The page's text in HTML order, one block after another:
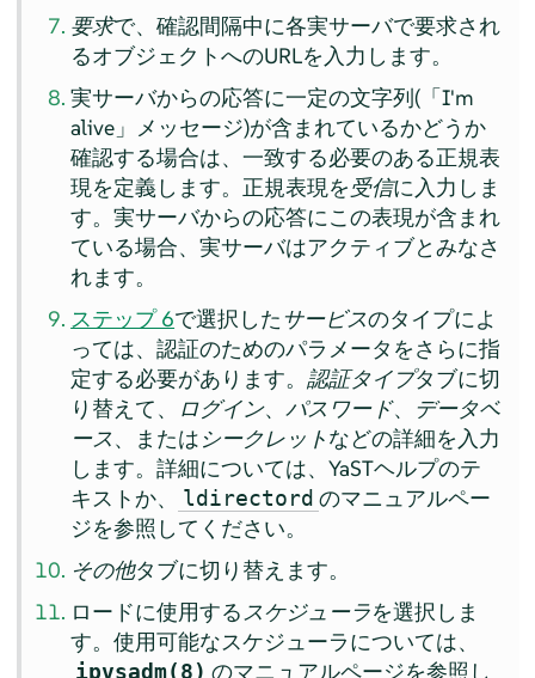
要求で、確認間隔中に各実サーバで要求され
るオブジェクトへのURLを入力します。
実サーバからの応答に一定の文字列( 「I'm
alive 」 メッセージ)が含まれているかどうか
確認する場合は、一致する必要のある正規表
現を定義します。正規表現を受信に入力しま
す。実サーバからの応答にこの表現が含まれ
ている場合、実サーバはアクティブとみなさ
れます。
ステップ 6で選択した サービスのタイプによ
っては、認証のためのパラメータをさらに指
定する必要があります。認証タイプタブに切
り替えて、
ログイン、パスワード、 データベ
ース、または シークレットなどの詳細を入力
します。詳細については、YaSTヘルプのテ
キストか、
ldirectord のマニュアルペー
ジを参照してください。
その他タブに切り替えます。
ロードに使用するスケジューラを選択しま
す。使用可能なスケジューラについては、
ipvsadm(8) のマニュアルページを参照し